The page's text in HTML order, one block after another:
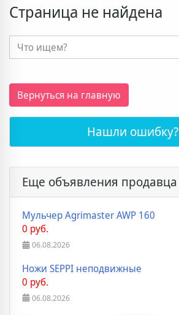
Страница не найдена
Вернуться на главную
Нашли ошибку?
Еще объявления продавца
Мульчер Agrimaster AWP 160
0 руб.
06.08.2026
Ножи SEPPI неподвижные
0 руб.
06.08.2026